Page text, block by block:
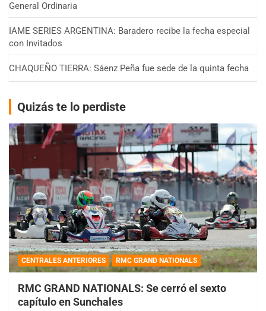
General Ordinaria
IAME SERIES ARGENTINA: Baradero recibe la fecha especial
con Invitados
CHAQUEÑO TIERRA: Sáenz Peña fue sede de la quinta fecha
Quizás te lo perdiste
CENTRALES ANTERIORES RMC GRAND NATIONALS
RMC GRAND NATIONALS: Se cerró el sexto
capítulo en Sunchales